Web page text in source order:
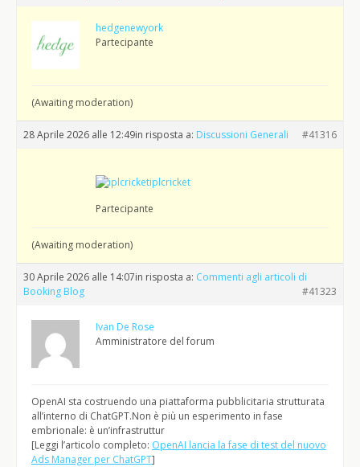
hedgenewyork
Partecipante
(Awaiting moderation)
28 Aprile 2026 alle 12:49in risposta a: Discussioni Generali #41316
iplcricket
Partecipante
(Awaiting moderation)
30 Aprile 2026 alle 14:07in risposta a: Commenti agli articoli di
Booking Blog
#41323
Ivan De Rose
Amministratore del forum
OpenAI sta costruendo una piattaforma pubblicitaria strutturata
all’interno di ChatGPT.Non è più un esperimento in fase
embrionale: è un’infrastruttur
[Leggi l’articolo completo: OpenAI lancia la fase di test del nuovo
Ads Manager per ChatGPT]